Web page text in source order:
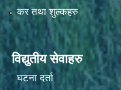
कर तथा शुल्कहरु
विद्युतीय सेवाहरु
घटना दर्ता